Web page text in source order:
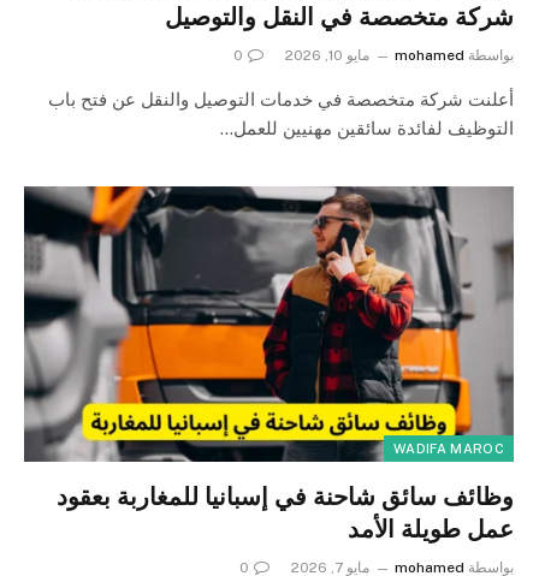
شركة متخصصة في النقل والتوصيل
بواسطة mohamed مايو 10, 2026 0
أعلنت شركة متخصصة في خدمات التوصيل والنقل عن فتح باب
التوظيف لفائدة سائقين مهنيين للعمل…
WADIFA MAROC
وظائف سائق شاحنة في إسبانيا للمغاربة بعقود
عمل طويلة الأمد
بواسطة mohamed مايو 7, 2026 0